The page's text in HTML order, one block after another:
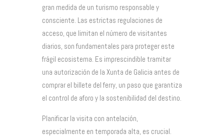
gran medida de un turismo responsable y
consciente. Las estrictas regulaciones de
acceso, que limitan el número de visitantes
diarios, son fundamentales para proteger este
frágil ecosistema. Es imprescindible tramitar
una autorización de la Xunta de Galicia antes de
comprar el billete del ferry, un paso que garantiza
el control de aforo y la sostenibilidad del destino.
Planificar la visita con antelación,
especialmente en temporada alta, es crucial.